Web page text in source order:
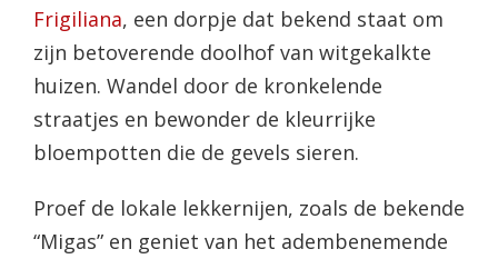
Frigiliana, een dorpje dat bekend staat om
zijn betoverende doolhof van witgekalkte
huizen. Wandel door de kronkelende
straatjes en bewonder de kleurrijke
bloempotten die de gevels sieren.
Proef de lokale lekkernijen, zoals de bekende
“Migas” en geniet van het adembenemende